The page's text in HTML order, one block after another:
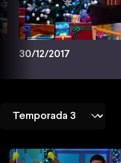
30/12/2017